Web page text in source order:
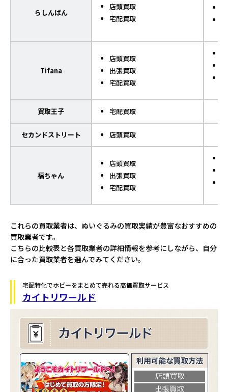
らしんばん
店頭買取
宅配買取
Tifana
店頭買取
出張買取
宅配買取
買取王子 宅配買取
セカンドストリート 店頭買取
福ちゃん
店頭買取
出張買取
宅配買取
これらの買取業者は、ぬいぐるみの買取実績が豊富なおすすめの
買取業者です。
こちらの比較表と各買取業者の詳細情報を参考にしながら、自分
に合った買取業者を選んでみてください。
宅配特化でホビーをまとめて売れる高価買取サービス
カイトリワールド